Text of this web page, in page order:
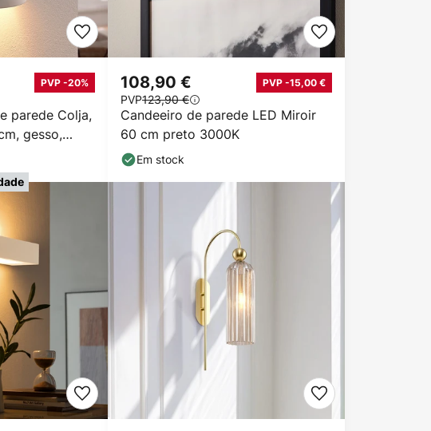
parede Colja,
gesso,
PVP -20%
Candeeiro de parede LED Miroir
60 cm preto 3000K
108,90 € PVP -15,00 €
PVP123,90 €
Em stock